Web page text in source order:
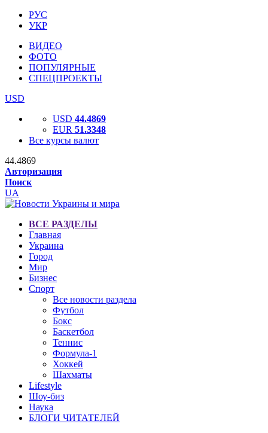
РУС
УКР
ВИДЕО
ФОТО
ПОПУЛЯРНЫЕ
СПЕЦПРОЕКТЫ
USD
USD 44.4869
EUR 51.3348
Все курсы валют
44.4869
Авторизация
Поиск
UA
ВСЕ РАЗДЕЛЫ
Главная
Украина
Город
Мир
Бизнес
Спорт
Все новости раздела
Футбол
Бокс
Баскетбол
Теннис
Формула-1
Хоккей
Шахматы
Lifestyle
Шоу-биз
Наука
БЛОГИ ЧИТАТЕЛЕЙ